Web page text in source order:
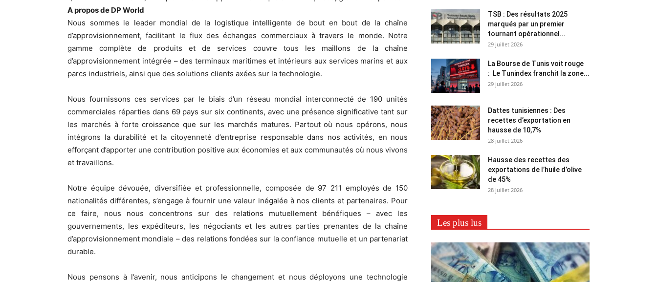
A propos de DP World
Nous sommes le leader mondial de la logistique intelligente de bout en bout de la chaîne
d’approvisionnement, facilitant le flux des échanges commerciaux à travers le monde. Notre
gamme complète de produits et de services couvre tous les maillons de la chaîne
d’approvisionnement intégrée – des terminaux maritimes et intérieurs aux services marins et aux
parcs industriels, ainsi que des solutions clients axées sur la technologie.
Nous fournissons ces services par le biais d’un réseau mondial interconnecté de 190 unités
commerciales réparties dans 69 pays sur six continents, avec une présence significative tant sur
les marchés à forte croissance que sur les marchés matures. Partout où nous opérons, nous
intégrons la durabilité et la citoyenneté d’entreprise responsable dans nos activités, en nous
efforçant d’apporter une contribution positive aux économies et aux communautés où nous vivons
et travaillons.
Notre équipe dévouée, diversifiée et professionnelle, composée de 97 211 employés de 150
nationalités différentes, s’engage à fournir une valeur inégalée à nos clients et partenaires. Pour
ce faire, nous nous concentrons sur des relations mutuellement bénéfiques – avec les
gouvernements, les expéditeurs, les négociants et les autres parties prenantes de la chaîne
d’approvisionnement mondiale – des relations fondées sur la confiance mutuelle et un partenariat
durable.
Nous pensons à l’avenir, nous anticipons le changement et nous déployons une technologie
TSB : Des résultats 2025
marqués par un premier
tournant opérationnel...
29 juillet 2026
La Bourse de Tunis voit rouge
: Le Tunindex franchit la zone...
29 juillet 2026
Dattes tunisiennes : Des
recettes d’exportation en
hausse de 10,7%
28 juillet 2026
Hausse des recettes des
exportations de l’huile d’olive
de 45%
28 juillet 2026
Les plus lus